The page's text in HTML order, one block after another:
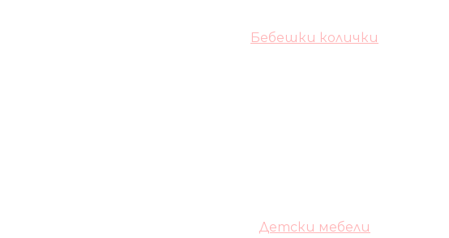
Бебешки колички
Детски мебели